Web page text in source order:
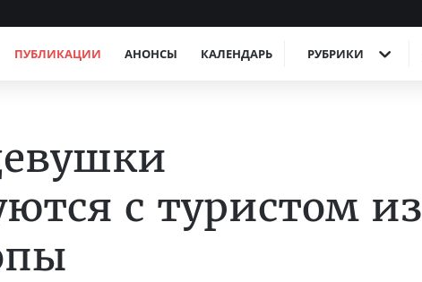
ПУБЛИКАЦИИ АНОНСЫ КАЛЕНДАРЬ РУБРИКИ
с туристом из